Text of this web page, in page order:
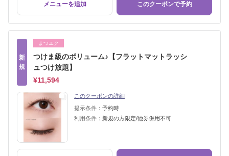
メニューを追加 このクーポンで予約
新
規
まつエク
つけま級のボリューム♪【フラットマットラッシ
ュつけ放題】
¥11,594
このクーポンの詳細
提示条件： 予約時
利用条件： 新規の方限定/他券併用不可